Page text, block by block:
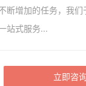
断增加的任务，我们
站式服务...
立即咨